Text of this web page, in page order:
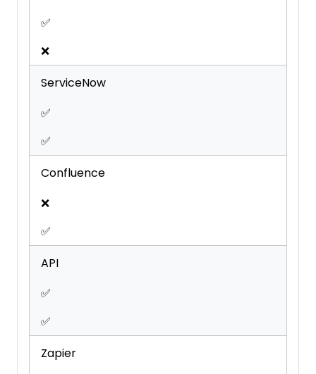
✅
❌
ServiceNow
✅
✅
Confluence
❌
✅
API
✅
✅
Zapier